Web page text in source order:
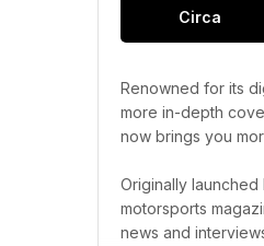
Circa
Renowned for its
more in-depth
now brings you
Originally launched
motorsports
news and